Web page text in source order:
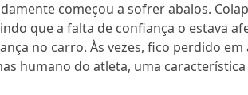
começou a sofrer abalos.
que a falta de confiança o estava
no carro. Às vezes, fico perdido em
humano do atleta, uma